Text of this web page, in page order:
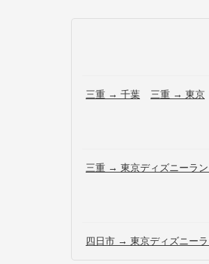
三重 → 千葉 三重 → 東京
三重 → 東京ディズニーラ
四日市 → 東京ディズニー